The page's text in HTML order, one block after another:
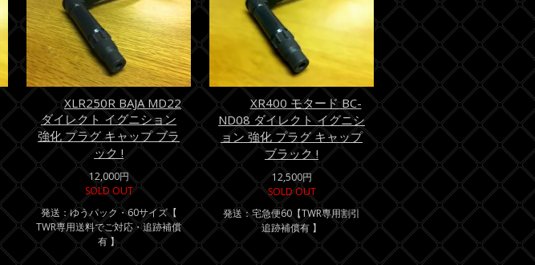
XLR250R BAJA MD22
ダイレクト イグニション
強化 プラグ キャップ ブラ
ック !
12,000円
SOLD OUT
発送：ゆうパック・60サイズ【
TWR専用送料でご対応・追跡補償
有 】
XR400 モタード BC-
ND08 ダイレクト イグニシ
ョン 強化 プラグ キャップ
ブラック !
12,500円
SOLD OUT
発送：宅急便60【TWR専用割引
追跡補償有 】